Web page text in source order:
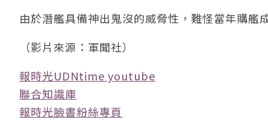
由於潛艦具備神出鬼沒的威脅性，難怪當年購艦
（影片來源：軍聞社）
報時光UDNtime youtube
聯合知識庫
報時光臉書粉絲專頁